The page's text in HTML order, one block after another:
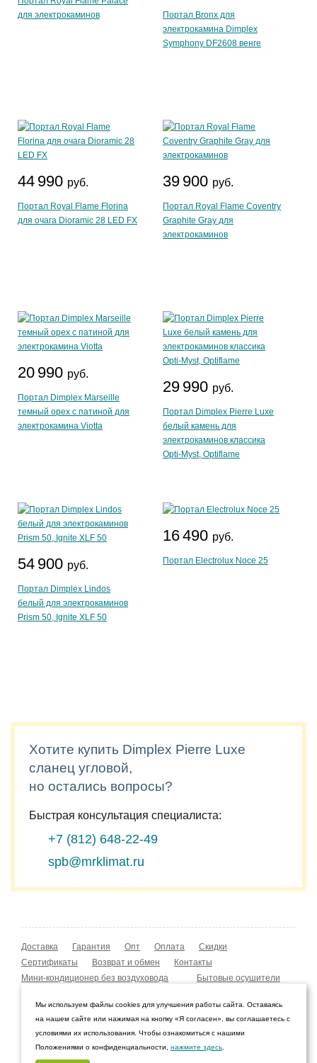
для электрокаминов
Портал Bronx для
электрокамина Dimplex
Symphony DF2608 венге
44 990 руб.
Портал Royal Flame Florina
для очага Dioramic 28 LED FX
39 900 руб.
Портал Royal Flame Coventry
Graphite Gray для
электрокаминов
20 990 руб.
Портал Dimplex Marseille
темный орех с патиной для
электрокамина Viotta
29 990 руб.
Портал Dimplex Pierre Luxe
белый камень для
электрокаминов классика
Opti-Myst, Optiflame
54 900 руб.
Портал Dimplex Lindos
белый для электрокаминов
Prism 50, Ignite XLF 50
16 490 руб.
Портал Electrolux Noce 25
Хотите купить Dimplex Pierre Luxe
сланец угловой,
но остались вопросы?
Быстрая консультация специалиста:
+7 (812) 648-22-49
spb@mrklimat.ru
Доставка Гарантия Опт Оплата
Скидки
Сертификаты
Возврат и обмен
Контакты
Мини-кондиционер без воздуховода
Бытовые осушители
Мобильные кондиционеры
Охладители воздуха
Мойка воздуха Boneco W210
© 2009–2026 Интернет-магазин «Мистер Климат»
Мы используем файлы cookies для улучшения работы сайта. Оставаясь
на нашем сайте или нажимая на кнопку «Я согласен», вы соглашаетесь с
условиями их использования. Чтобы ознакомиться с нашими
Положениями о конфиденциальности, нажмите здесь